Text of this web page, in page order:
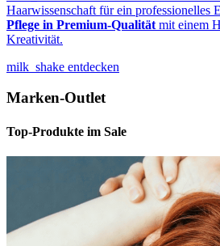
Haarwissenschaft für ein professionelles
Pflege in Premium-Qualität mit einem
Kreativität.
milk_shake entdecken
Marken-Outlet
Top-Produkte im Sale